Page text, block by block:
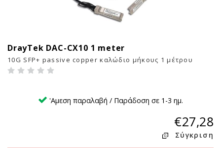
DrayTek DAC-CX10 1 meter
10G SFP+ passive copper καλώδιο μήκους 1 μέτρου
'Αμεση παραλαβή / Παράδοση σε 1-3 ημ.
€27,28
Σύγκριση